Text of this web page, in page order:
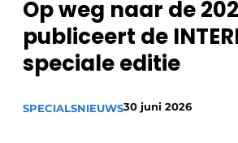
Op weg naar de
publiceert de
speciale editie
SPECIALSNIEUWS30 juni 2026